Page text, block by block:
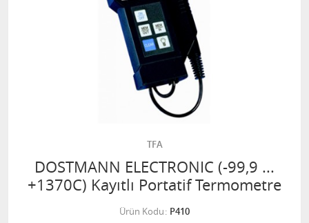
TFA
DOSTMANN ELECTRONIC (-99,9 ...
+1370C) Kayıtlı Portatif Termometre
Ürün Kodu P410